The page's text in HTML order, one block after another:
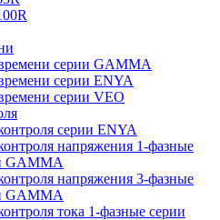
серии GAMMA
серии ENYA
серии VEO
серии ENYA
напряжения 1-фазные
GAMMA
напряжения 3-фазные
GAMMA
тока 1-фазные серии